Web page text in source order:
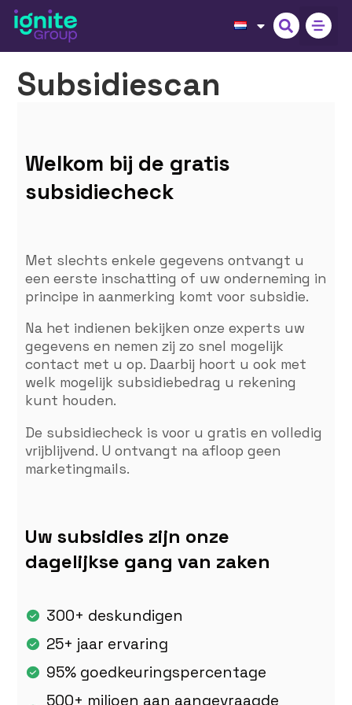
Subsidiescan